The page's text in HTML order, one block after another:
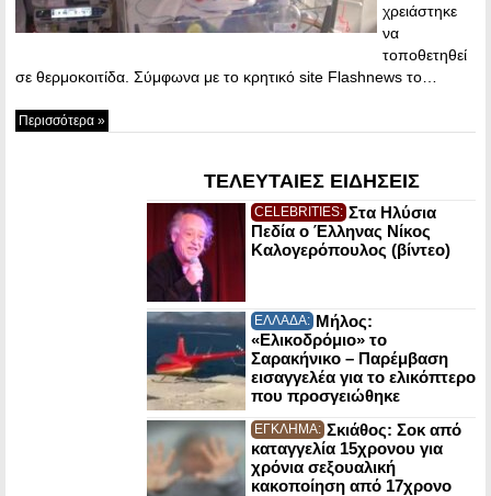
χρειάστηκε
να
τοποθετηθεί
σε θερμοκοιτίδα. Σύμφωνα με το κρητικό site Flashnews το…
Περισσότερα »
ΤΕΛΕΥΤΑΙΕΣ ΕΙΔΗΣΕΙΣ
CELEBRITIES: Στα Ηλύσια
Πεδία ο Έλληνας Νίκος
Καλογερόπουλος (βίντεο)
ΕΛΛΑΔΑ: Μήλος:
«Ελικοδρόμιο» το
Σαρακήνικο – Παρέμβαση
εισαγγελέα για το ελικόπτερο
που προσγειώθηκε
ΕΓΚΛΗΜΑ: Σκιάθος: Σοκ από
καταγγελία 15χρονου για
χρόνια σεξουαλική
κακοποίηση από 17χρονο